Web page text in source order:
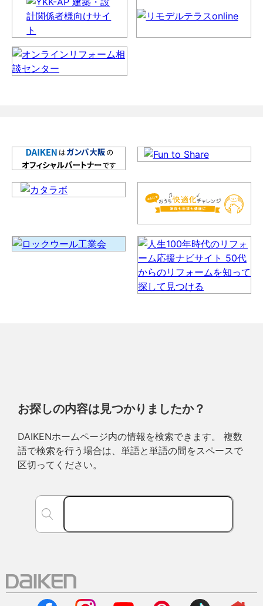
お探しの内容は見つかりましたか？
DAIKENホームページ内の情報を検索できます。 複数
語で検索を行う場合は、単語と単語の間をスペースで
区切ってください。